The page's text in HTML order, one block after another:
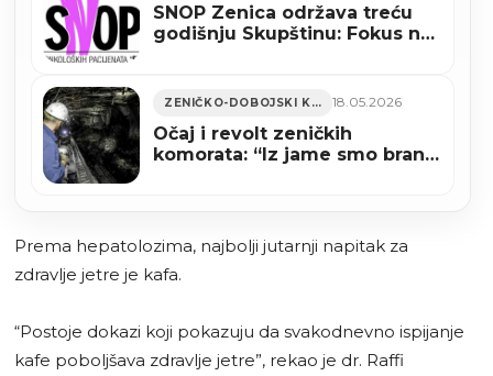
SNOP Zenica održava treću
godišnju Skupštinu: Fokus na
sistema
ZENIČKO-DOBOJSKI KANTON 18.05.2026
Očaj i revolt zeničkih
komorata: “Iz jame smo branili
Prema hepatolozima, najbolji jutarnji napitak za
zdravlje jetre je kafa.
“Postoje dokazi koji pokazuju da svakodnevno ispijanje
kafe poboljšava zdravlje jetre”, rekao je dr. Raffi